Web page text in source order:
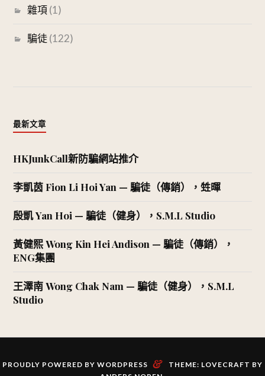
雜項(1)
騙徒(122)
最新文章
HKJunkCall新防騙網站推介
李凱茵 Fion Li Hoi Yan — 騙徒（傳銷），甡暉
殷凱 Yan Hoi — 騙徒（健身），S.M.L Studio
黃健熙 Wong Kin Hei Andison — 騙徒（傳銷），
ENG集團
王澤南 Wong Chak Nam — 騙徒（健身），S.M.L
Studio
PROUDLY POWERED BY WORDPRESS &
THEME: LOVECRAFT BY